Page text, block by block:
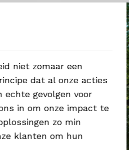
niet zomaar een
dat al onze acties
echte gevolgen voor
in om onze impact te
zo min
klanten om hun